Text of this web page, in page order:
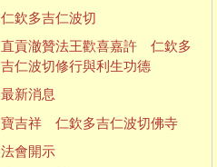
仁欽多吉仁波切
直貢澈贊法王歡喜嘉許 仁欽多
吉仁波切修行與利生功德
最新消息
寶吉祥 仁欽多吉仁波切佛寺
法會開示